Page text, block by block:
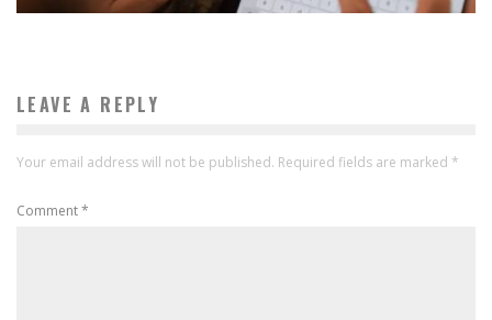
LEAVE A REPLY
Your email address will not be published. Required fields are marked *
Comment*